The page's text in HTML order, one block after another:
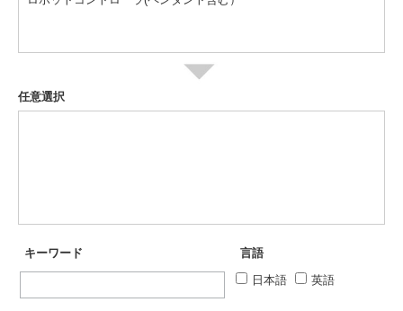
任意選択
キーワード
言語
日本語
英語